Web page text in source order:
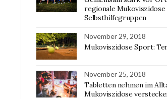
regionale Mukoviszidose
Selbsthilfegruppen
November 29, 2018
Mukoviszidose Sport:
November 25, 2018
Tabletten nehmen im
Mukoviszidose